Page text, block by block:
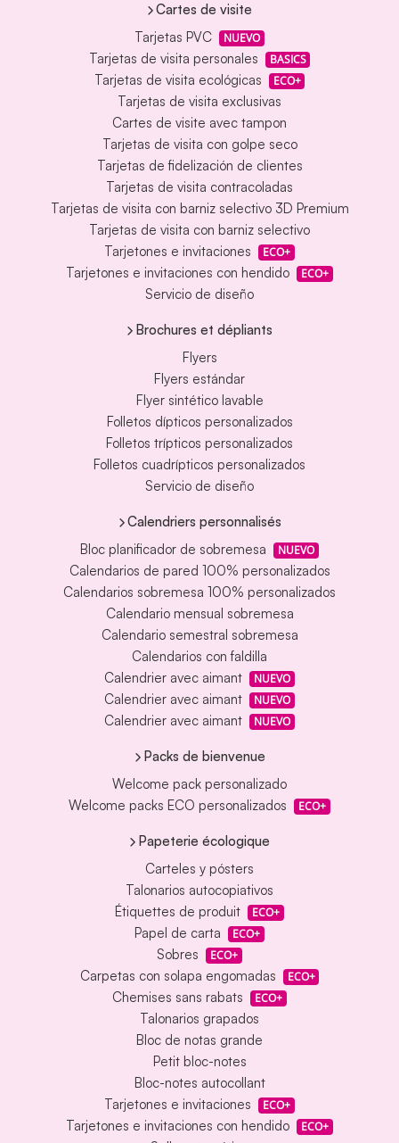
Cartes de visite
Tarjetas PVC
NUEVO
Tarjetas de visita personales BASICS
Tarjetas de visita ecológicas ECO+
Tarjetas de visita exclusivas
Cartes de visite avec tampon
Tarjetas de visita con golpe seco
Tarjetas de fidelización de clientes
Tarjetas de visita contracoladas
Tarjetas de visita con barniz selectivo 3D Premium
Tarjetas de visita con barniz selectivo
Tarjetones e invitaciones
ECO+
Tarjetones e invitaciones con hendido ECO+
Servicio de diseño
Brochures et dépliants
Flyers
Flyers estándar
Flyer sintético lavable
Folletos dípticos personalizados
Folletos trípticos personalizados
Folletos cuadrípticos personalizados
Servicio de diseño
Calendriers personnalisés
Bloc planificador de sobremesa
NUEVO
Calendarios de pared 100% personalizados
Calendarios sobremesa 100% personalizados
Calendario mensual sobremesa
Calendario semestral sobremesa
Calendarios con faldilla
Calendrier avec aimant
NUEVO
Calendrier avec aimant NUEVO
Calendrier avec aimant NUEVO
Packs de bienvenue
Welcome pack personalizado
Welcome packs ECO personalizados
ECO+
Papeterie écologique
Carteles y pósters
Talonarios autocopiativos
Étiquettes de produit
ECO+
Papel de carta ECO+
Sobres ECO+
Carpetas con solapa engomadas ECO+
Chemises sans rabats ECO+
Talonarios grapados
Bloc de notas grande
Petit bloc-notes
Bloc-notes autocollant
Tarjetones e invitaciones
ECO+
Tarjetones e invitaciones con hendido ECO+